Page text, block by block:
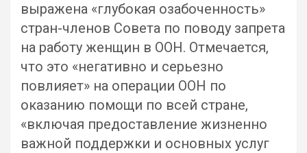
выражена «глубокая озабоченность»
стран-членов Совета по поводу запрета
на работу женщин в ООН. Отмечается,
что это «негативно и серьезно
повлияет» на операции ООН по
оказанию помощи по всей стране,
«включая предоставление жизненно
важной поддержки и основных услуг